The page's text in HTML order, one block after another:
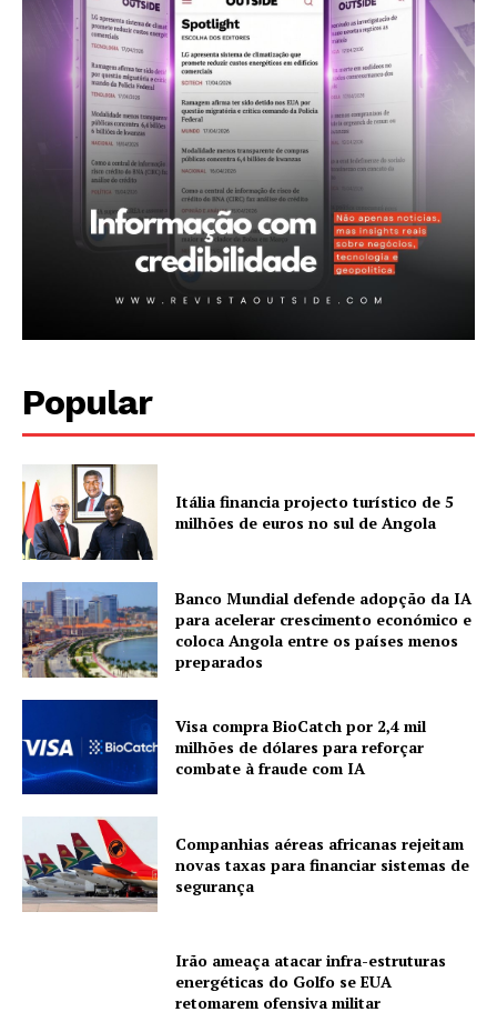
Contactos
Planos de assinatura
Minha conta
Popular
Itália financia projecto turístico de 5
milhões de euros no sul de Angola
Banco Mundial defende adopção da IA
para acelerar crescimento económico e
coloca Angola entre os países menos
preparados
Visa compra BioCatch por 2,4 mil
milhões de dólares para reforçar
combate à fraude com IA
Companhias aéreas africanas rejeitam
novas taxas para financiar sistemas de
segurança
Irão ameaça atacar infra-estruturas
energéticas do Golfo se EUA
retomarem ofensiva militar